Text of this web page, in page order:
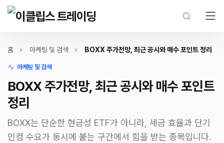
홈 마케팅 및 검색 BOXX 주가전망, 최근 공시와 매수 포인트 정리
마케팅 및 검색
BOXX 주가전망, 최근 공시와 매수 포인트
정리
BOXX는 단순한 현금성 ETF가 아니라, 세금 효율과 단기
인컴 수요가 동시에 붙는 구간에서 힘을 받는 종목입니다.